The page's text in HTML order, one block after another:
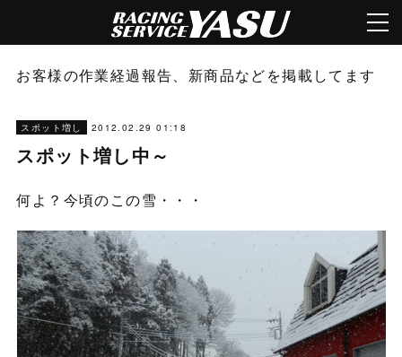
お客様の作業経過報告、新商品などを掲載してます
スポット増し 2012.02.29 01:18
スポット増し中～
何よ？今頃のこの雪・・・